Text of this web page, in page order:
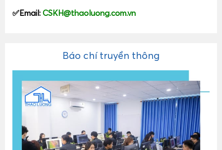
✅Email: CSKH@thaoluong.com.vn
Báo chí truyền thông